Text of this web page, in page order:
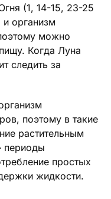
(1, 14-15, 23-25
организм
можно
Когда Луна
следить за
поэтому в такие
растительным
периоды
простых
жидкости.